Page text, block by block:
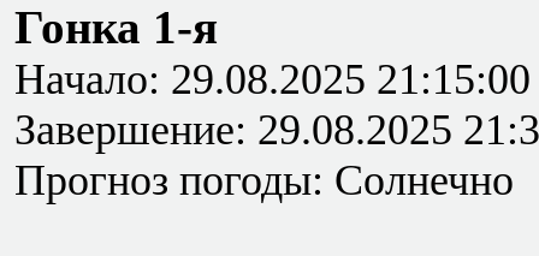
Гонка 1-я
Начало: 29.08.2025 21:15:00
Завершение: 29.08.2025
Прогноз погоды: Солнечно